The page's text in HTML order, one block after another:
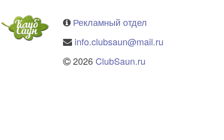
Рекламный отдел
info.clubsaun@mail.ru
2026 ClubSaun.ru